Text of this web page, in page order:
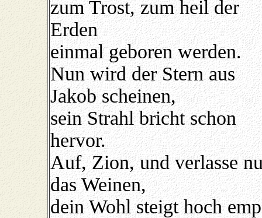
zum Trost, zum heil der
Erden
einmal geboren werden.
Nun wird der Stern aus
Jakob scheinen,
sein Strahl bricht schon
hervor.
Auf, Zion, und verlasse
das Weinen,
dein Wohl steigt hoch